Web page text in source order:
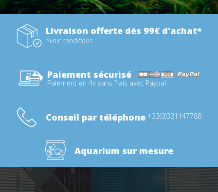
Livraison offerte dès 99€ d'achat*
*voir conditions
Paiement sécurisé
Paiement en 4x sans frais avec Paypal
Conseil par téléphone +33(0)321147788
Aquarium sur mesure